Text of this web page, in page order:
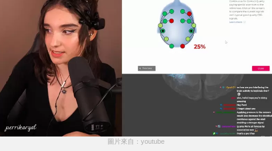
圖片來自：youtube